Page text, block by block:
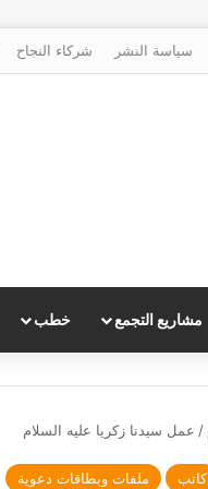
سياسة النشر شركاء النجاح
مشاريع التجمع خطب
/ عمل سيدنا زكريا عليه السلام
كاتب ملفات وبطاقات دعوية